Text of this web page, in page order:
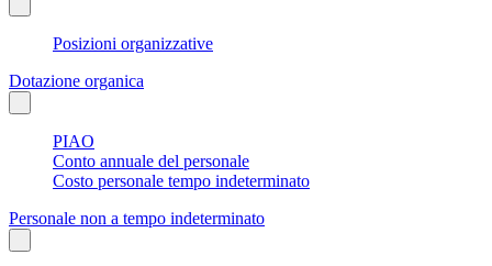
Posizioni organizzative
Dotazione organica
PIAO
Conto annuale del personale
Costo personale tempo indeterminato
Personale non a tempo indeterminato